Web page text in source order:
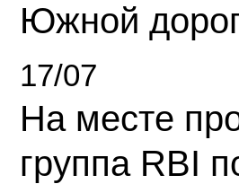
Южной
17/07
На месте
группа RBI